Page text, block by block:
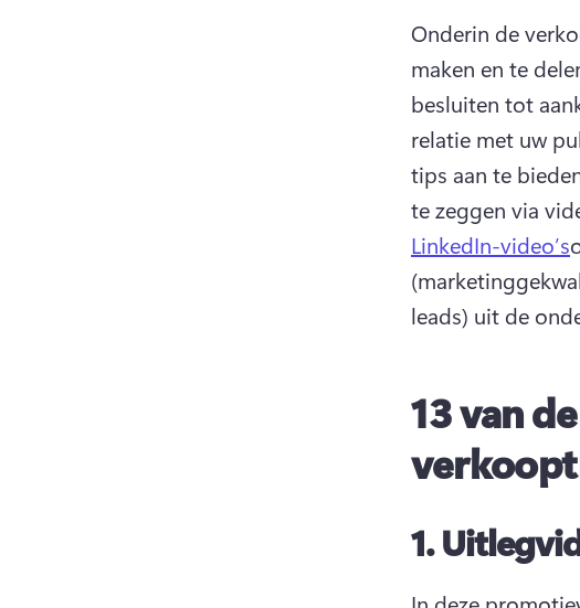
Onderin de
maken en te
besluiten tot
relatie met uw
tips aan te
te zeggen via
LinkedIn-video’s
leads) uit de
13 van
1.